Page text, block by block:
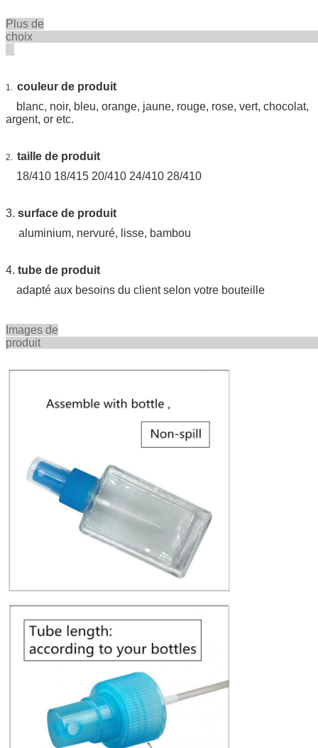
Plus de
1. couleur de produit
blanc, noir, bleu, orange, jaune, rouge, rose, vert, chocolat,
argent, or etc.
2. taille de produit
18/410 18/415 20/410 24/410 28/410
3. surface de produit
aluminium, nervuré, lisse, bambou
4. tube de produit
adapté aux besoins du client selon votre bouteille
Images de